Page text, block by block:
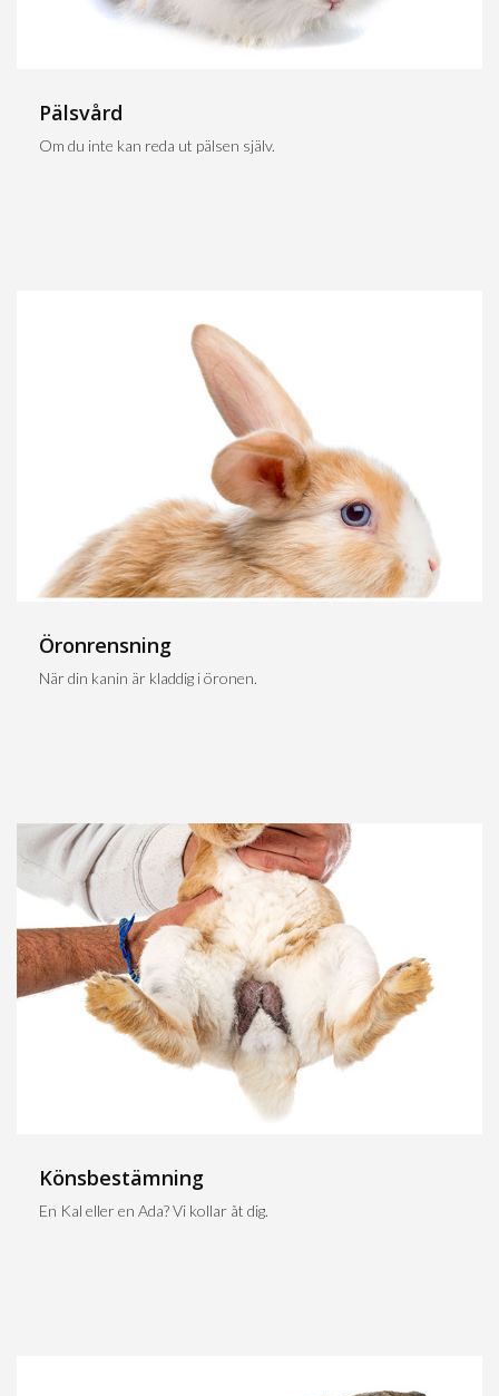
Pälsvård
Om du inte kan reda ut pälsen själv.
Öronrensning
När din kanin är kladdig i öronen.
Könsbestämning
En Kal eller en Ada? Vi kollar åt dig.